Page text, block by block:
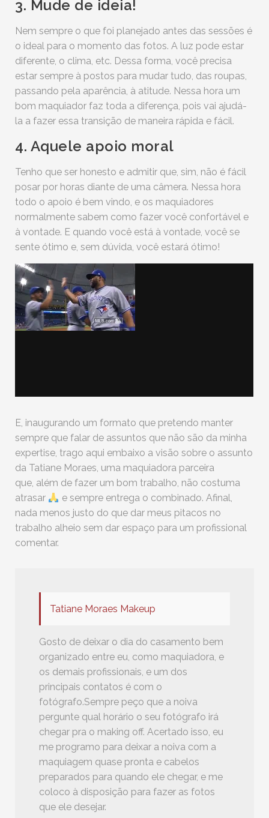
3. Mude de ideia!
Nem sempre o que foi planejado antes das sessões é
o ideal para o momento das fotos. A luz pode estar
diferente, o clima, etc. Dessa forma, você precisa
estar sempre à postos para mudar tudo, das roupas,
passando pela aparência, à atitude. Nessa hora um
bom maquiador faz toda a diferença, pois vai ajudá-
la a fazer essa transição de maneira rápida e fácil.
4. Aquele apoio moral
Tenho que ser honesto e admitir que, sim, não é fácil
posar por horas diante de uma câmera. Nessa hora
todo o apoio é bem vindo, e os maquiadores
normalmente sabem como fazer você confortável e
à vontade. E quando você está à vontade, você se
sente ótimo e, sem dúvida, você estará ótimo!
E, inaugurando um formato que pretendo manter
sempre que falar de assuntos que não são da minha
expertise, trago aqui embaixo a visão sobre o assunto
da Tatiane Moraes, uma maquiadora parceira
que, além de fazer um bom trabalho, não costuma
atrasar
e sempre entrega o combinado. Afinal,
nada menos justo do que dar meus pitacos no
trabalho alheio sem dar espaço para um profissional
comentar.
Tatiane Moraes Makeup
Gosto de deixar o dia do casamento bem
organizado entre eu, como maquiadora, e
os demais profissionais, e um dos
principais contatos é com o
fotógrafo.Sempre peço que a noiva
pergunte qual horário o seu fotógrafo irá
chegar pra o making off. Acertado isso, eu
me programo para deixar a noiva com a
maquiagem quase pronta e cabelos
preparados para quando ele chegar, e me
coloco à disposição para fazer as fotos
que ele desejar.